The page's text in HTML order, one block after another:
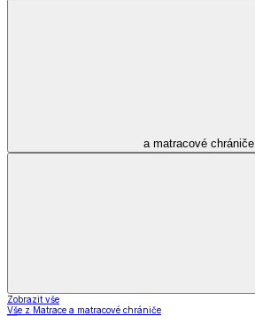
a matracové chrániče
Zobrazit vše
Vše z Matrace a matracové chrániče